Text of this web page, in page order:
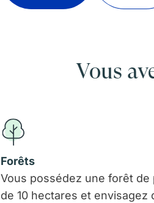
Vous
Forêts
Vous possédez une forêt de
de 10 hectares et envisagez